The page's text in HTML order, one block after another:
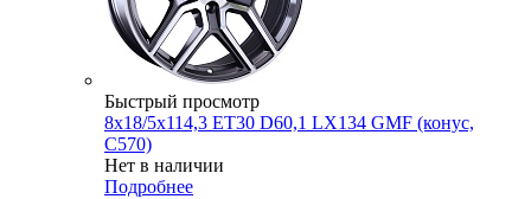
Быстрый просмотр
8x18/5x114,3 ET30 D60,1 LX134 GMF (конус,
C570)
Нет в наличии
Подробнее